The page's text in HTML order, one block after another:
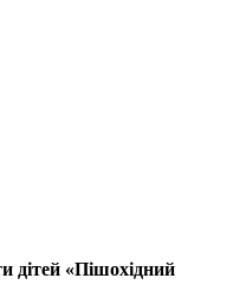
дітей «Пішохідний